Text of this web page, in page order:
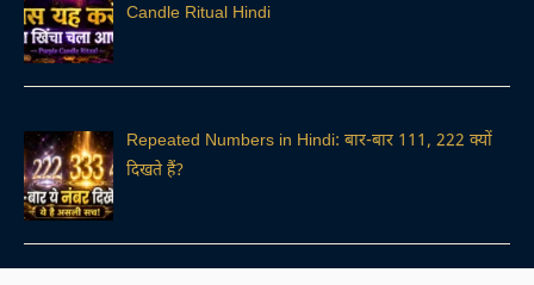
Candle Ritual Hindi
Repeated Numbers in Hindi: बार-बार 111, 222 क्यों
दिखते हैं?